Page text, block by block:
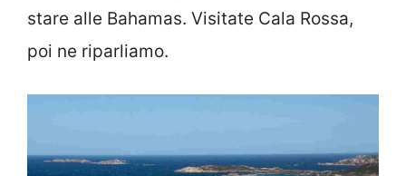
stare alle Bahamas. Visitate Cala Rossa,
poi ne riparliamo.